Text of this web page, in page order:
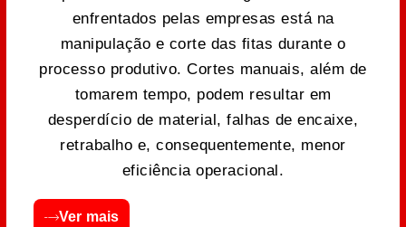
enfrentados pelas empresas está na
manipulação e corte das fitas durante o
processo produtivo. Cortes manuais, além de
tomarem tempo, podem resultar em
desperdício de material, falhas de encaixe,
retrabalho e, consequentemente, menor
eficiência operacional.
Ver mais